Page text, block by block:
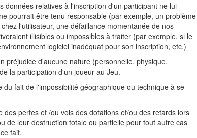
relatives à l'inscription d'un participant ne lui
pourrait être tenu responsable (par exemple, un problème
l'utilisateur, une défaillance momentanée de nos
illisibles ou impossibles à traiter (par exemple, si le
logiciel inadéquat pour son inscription, etc.)
préjudice d'aucune nature (personnelle, physique,
la participation d'un joueur au Jeu.
fait de l'impossibilité géographique ou technique à se
pertes et /ou vols des dotations et/ou des retards lors
de leur destruction totale ou partielle pour tout autre cas
fait.